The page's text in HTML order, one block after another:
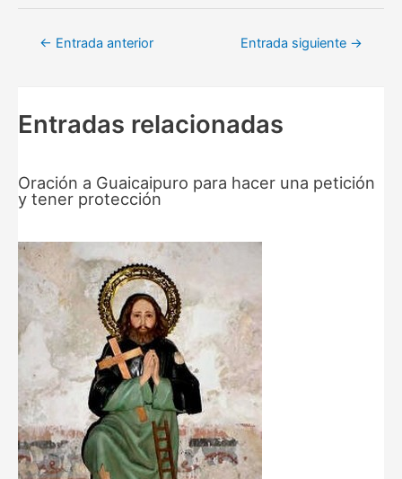
Navegación
← Entrada anterior Entrada siguiente →
Entradas relacionadas
Oración a Guaicaipuro para hacer una petición
y tener protección